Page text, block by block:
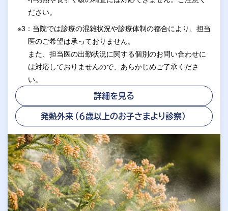
ださい。
※3：当院では診療の混雑状況や診療体制の都合により、担当
医のご希望は承っておりません。
また、担当医の出勤状況に関する個別のお問い合わせに
は対応しておりませんので、あらかじめご了承くださ
い。
詳細を見る
発熱外来（6歳以上のお子さまより診察）